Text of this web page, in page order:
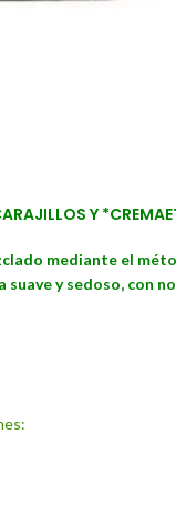
Y
mediante el
y sedoso, con